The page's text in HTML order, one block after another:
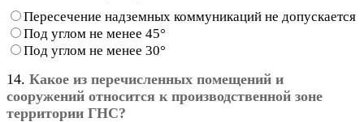
Пересечение надземных коммуникаций не допускается
Под углом не менее 45°
Под углом не менее 30°
14. Какое из перечисленных помещений и
сооружений относится к производственной зоне
территории ГНС?